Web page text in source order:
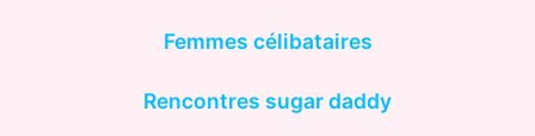
Femmes célibataires
Rencontres sugar daddy